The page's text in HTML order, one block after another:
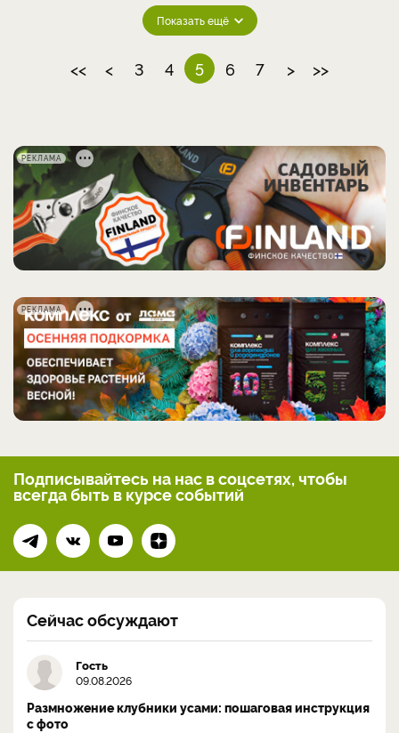
Показать ещё
<< < 3 4 5 6 7 > >>
РЕКЛАМА
РЕКЛАМА
Подписывайтесь на нас в соцсетях, чтобы
всегдабыть в курсе событий
Сейчас обсуждают
Гость
09.08.2026
Размножение клубники усами: пошаговая инструкция
с фото